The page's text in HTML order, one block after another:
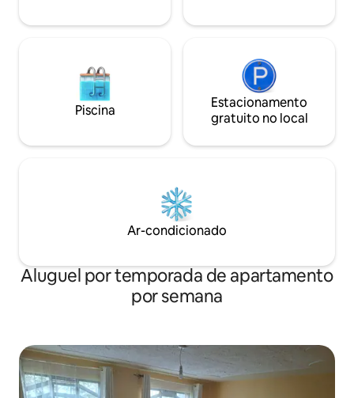
Piscina
Estacionamento
gratuito no local
Ar-condicionado
Aluguel por temporada de apartamento
por semana